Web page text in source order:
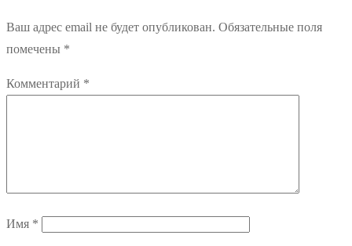
Ваш адрес email не будет опубликован. Обязательные поля
помечены *
Комментарий *
Имя *